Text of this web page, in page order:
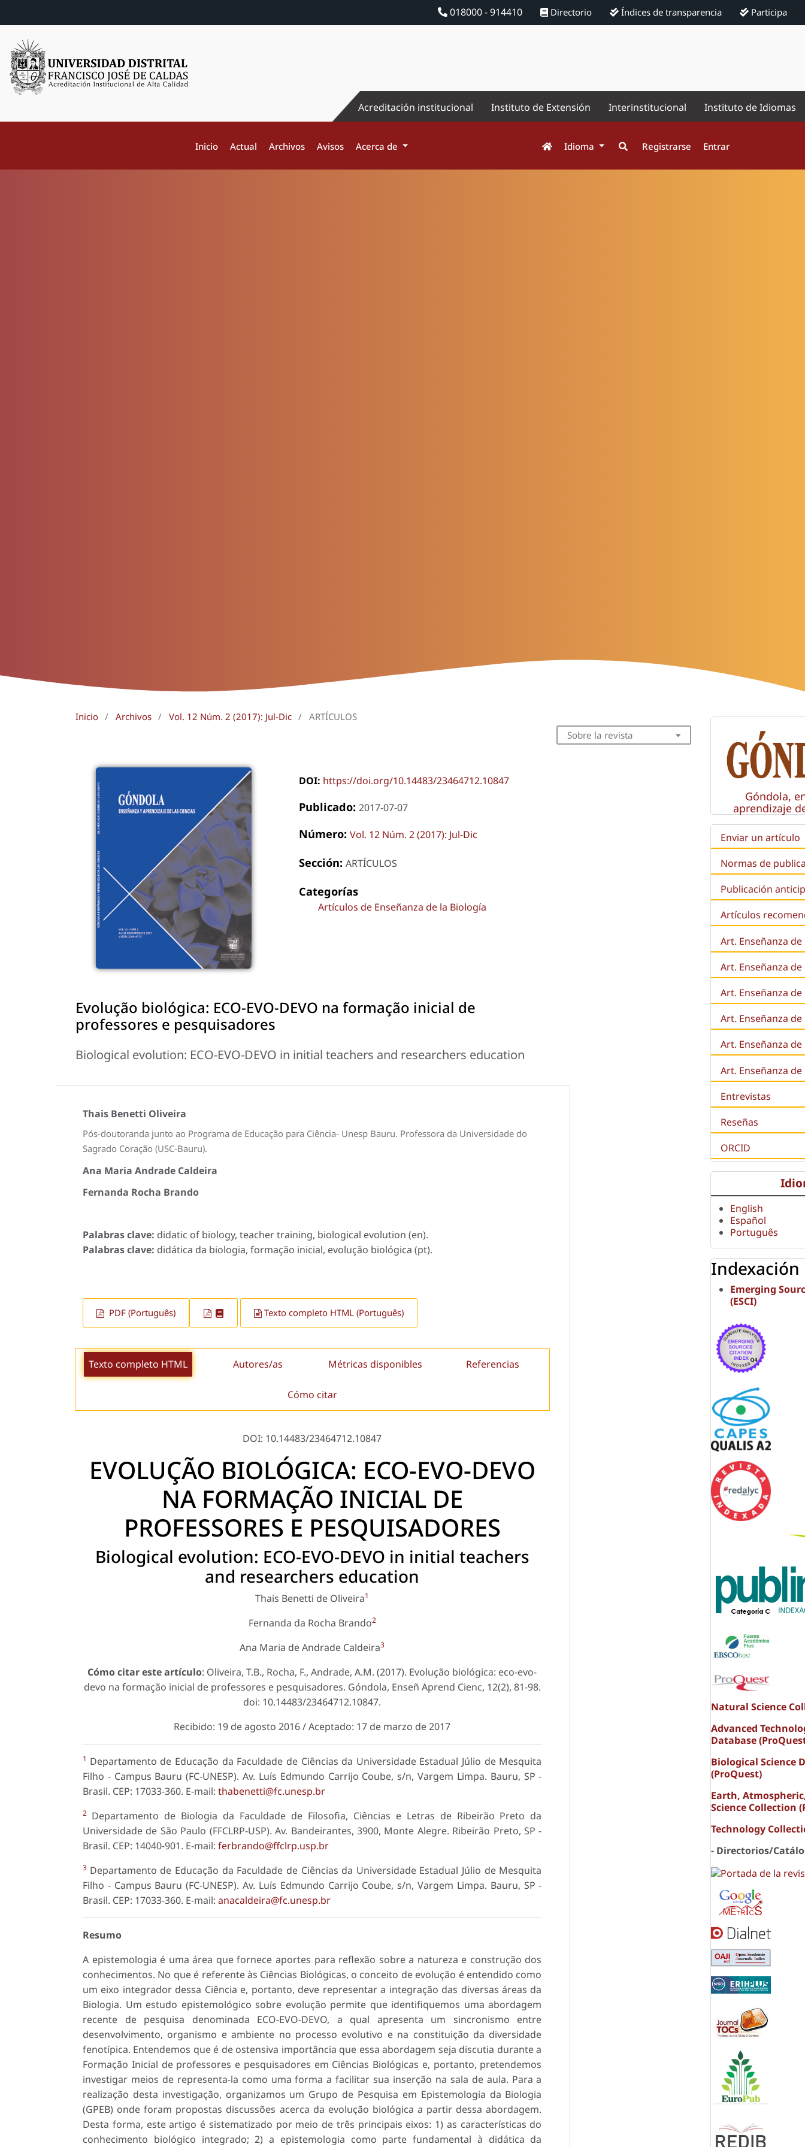
018000 - 914410 Directorio Índices de transparencia Participa
Acreditación institucional Instituto de Extensión Interinstitucional Instituto de Idiomas
Inicio Actual Archivos Avisos Acerca de Idioma Registrarse Entrar
Inicio / Archivos / Vol. 12 Núm. 2 (2017): Jul-Dic / ARTÍCULOS
DOI: https://doi.org/10.14483/23464712.10847
Publicado: 2017-07-07
Número: Vol. 12 Núm. 2 (2017): Jul-Dic
Sección: ARTÍCULOS
Categorías
Artículos de Enseñanza de la Biología
Evolução biológica: ECO-EVO-DEVO na formação inicial de
professores e pesquisadores
Biological evolution: ECO-EVO-DEVO in initial teachers and researchers education
Thais Benetti Oliveira
Pós-doutoranda junto ao Programa de Educação para Ciência- Unesp Bauru. Professora da Universidade do
Sagrado Coração (USC-Bauru).
Ana Maria Andrade Caldeira
Fernanda Rocha Brando
Palabras clave: didatic of biology, teacher training, biological evolution (en).
Palabras clave: didática da biologia, formação inicial, evolução biológica (pt).
PDF (Português) Texto completo HTML (Português)
Texto completo HTML Autores/as Métricas disponibles Referencias
Cómo citar
DOI: 10.14483/23464712.10847
EVOLUÇÃO BIOLÓGICA: ECO-EVO-DEVO
NA FORMAÇÃO INICIAL DE
PROFESSORES E PESQUISADORES
Biological evolution: ECO-EVO-DEVO in initial teachers
and researchers education
Thais Benetti de Oliveira1
Fernanda da Rocha Brando2
Ana Maria de Andrade Caldeira3
Cómo citar este artículo: Oliveira, T.B., Rocha, F., Andrade, A.M. (2017). Evolução biológica: eco-evo-
devo na formação inicial de professores e pesquisadores. Góndola, Enseñ Aprend Cienc, 12(2), 81-98.
doi: 10.14483/23464712.10847.
Recibido: 19 de agosto 2016 / Aceptado: 17 de marzo de 2017
1 Departamento de Educação da Faculdade de Ciências da Universidade Estadual Júlio de Mesquita
Filho - Campus Bauru (FC-UNESP). Av. Luís Edmundo Carrijo Coube, s/n, Vargem Limpa. Bauru, SP -
Brasil. CEP: 17033-360. E-mail: thabenetti@fc.unesp.br
2 Departamento de Biologia da Faculdade de Filosofia, Ciências e Letras de Ribeirão Preto da
Universidade de São Paulo (FFCLRP-USP). Av. Bandeirantes, 3900, Monte Alegre. Ribeirão Preto, SP -
Brasil. CEP: 14040-901. E-mail: ferbrando@ffclrp.usp.br
3 Departamento de Educação da Faculdade de Ciências da Universidade Estadual Júlio de Mesquita
Filho - Campus Bauru (FC-UNESP). Av. Luís Edmundo Carrijo Coube, s/n, Vargem Limpa. Bauru, SP -
Brasil. CEP: 17033-360. E-mail: anacaldeira@fc.unesp.br
Resumo
A epistemologia é uma área que fornece aportes para reflexão sobre a natureza e construção dos
conhecimentos. No que é referente às Ciências Biológicas, o conceito de evolução é entendido como
um eixo integrador dessa Ciência e, portanto, deve representar a integração das diversas áreas da
Biologia. Um estudo epistemológico sobre evolução permite que identifiquemos uma abordagem
recente de pesquisa denominada ECO-EVO-DEVO, a qual apresenta um sincronismo entre
desenvolvimento, organismo e ambiente no processo evolutivo e na constituição da diversidade
fenotípica. Entendemos que é de ostensiva importância que essa abordagem seja discutia durante a
Formação Inicial de professores e pesquisadores em Ciências Biológicas e, portanto, pretendemos
investigar meios de representa-la como uma forma a facilitar sua inserção na sala de aula. Para a
realização desta investigação, organizamos um Grupo de Pesquisa em Epistemologia da Biologia
(GPEB) onde foram propostas discussões acerca da evolução biológica a partir dessa abordagem.
Desta forma, este artigo é sistematizado por meio de três principais eixos: 1) as características do
conhecimento biológico integrado; 2) a epistemologia como parte fundamental à didática da
Sobre la revista
Góndola,
aprendizaje
Enviar un artículo
Normas de
Publicación
Artículos
Art. Enseñanza
Art. Enseñanza
Art. Enseñanza de
Art. Enseñanza de
Art. Enseñanza
Art. Enseñanza
Entrevistas
Reseñas
ORCID
English
Español
Português
Indexación
Emerging
(ESCI)
Natural Science
Advanced
Database
Biological Science
(ProQuest)
Earth,
Science Collection
Technology
- Directorios/